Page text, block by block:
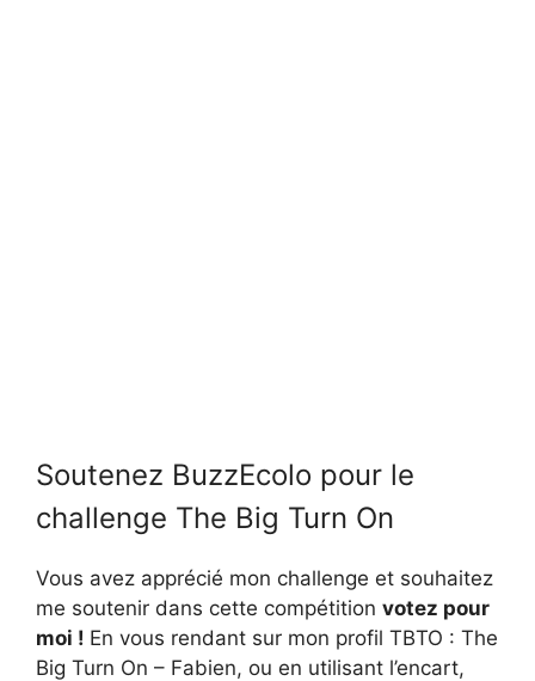
Soutenez BuzzEcolo pour le
challenge The Big Turn On
Vous avez apprécié mon challenge et souhaitez
me soutenir dans cette compétition votez pour
moi ! En vous rendant sur mon profil TBTO : The
Big Turn On – Fabien, ou en utilisant l’encart,